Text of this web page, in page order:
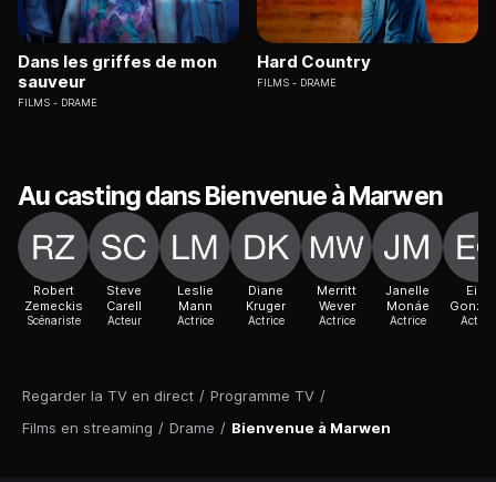
Regarder la TV en direct / Programme TV /
Films en streaming / Drame / Bienvenue à Marwen
Dans les griffes de mon
sauveur
FILMS DRAME
Hard Country
FILMS DRAME
Au casting dans Bienvenue à Marwen
Robert
Zemeckis
Scénariste
Steve
Carell
Acteur
Leslie
Mann
Actrice
Diane
Kruger
Actrice
Merritt
Wever
Actrice
Janelle
Monáe
Actrice
Eiza
Actrice